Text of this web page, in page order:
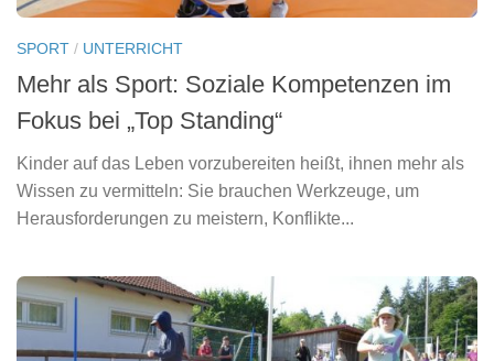
SPORT / UNTERRICHT
Mehr als Sport: Soziale Kompetenzen im
Fokus bei „Top Standing“
Kinder auf das Leben vorzubereiten heißt, ihnen mehr als
Wissen zu vermitteln: Sie brauchen Werkzeuge, um
Herausforderungen zu meistern, Konflikte...